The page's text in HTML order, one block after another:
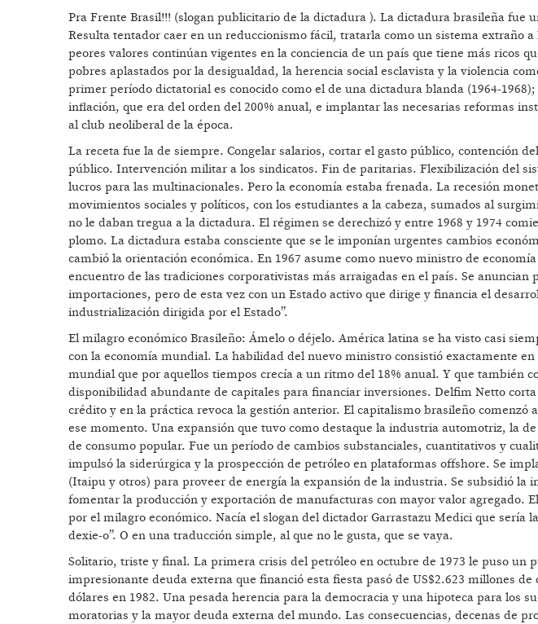
Pra Frente Brasil!!! (slogan publicitario de la dictadura ). La dictadura brasileña fue
Resulta tentador caer en un reduccionismo fácil, tratarla como un sistema extraño a
peores valores continúan vigentes en la conciencia de un país que tiene más ricos
pobres aplastados por la desigualdad, la herencia social esclavista y la violencia
primer período dictatorial es conocido como el de una dictadura blanda (1964-
inflación, que era del orden del 200% anual, e implantar las necesarias reformas
al club neoliberal de la época.
La receta fue la de siempre. Congelar salarios, cortar el gasto público, contención
público. Intervención militar a los sindicatos. Fin de paritarias. Flexibilización del
lucros para las multinacionales. Pero la economía estaba frenada. La recesión
movimientos sociales y políticos, con los estudiantes a la cabeza, sumados al
no le daban tregua a la dictadura. El régimen se derechizó y entre 1968 y 1974
plomo. La dictadura estaba consciente que se le imponían urgentes cambios
cambió la orientación económica. En 1967 asume como nuevo ministro de
encuentro de las tradiciones corporativistas más arraigadas en el país. Se anuncian
importaciones, pero de esta vez con un Estado activo que dirige y financia el
industrialización dirigida por el Estado”.
El milagro económico Brasileño: Ámelo o déjelo. América latina se ha visto casi
con la economía mundial. La habilidad del nuevo ministro consistió exactamente
mundial que por aquellos tiempos crecía a un ritmo del 18% anual. Y que también
disponibilidad abundante de capitales para financiar inversiones. Delfim Netto
crédito y en la práctica revoca la gestión anterior. El capitalismo brasileño comenzó
ese momento. Una expansión que tuvo como destaque la industria automotriz, la
de consumo popular. Fue un período de cambios substanciales, cuantitativos y
impulsó la siderúrgica y la prospección de petróleo en plataformas offshore. Se
(Itaipu y otros) para proveer de energía la expansión de la industria. Se subsidió la
fomentar la producción y exportación de manufacturas con mayor valor agregado.
por el milagro económico. Nacía el slogan del dictador Garrastazu Medici que sería
dexie-o”. O en una traducción simple, al que no le gusta, que se vaya.
Solitario, triste y final. La primera crisis del petróleo en octubre de 1973 le puso un
impresionante deuda externa que financió esta fiesta pasó de US$2.623 millones de
dólares en 1982. Una pesada herencia para la democracia y una hipoteca para los
moratorias y la mayor deuda externa del mundo. Las consecuencias, decenas de